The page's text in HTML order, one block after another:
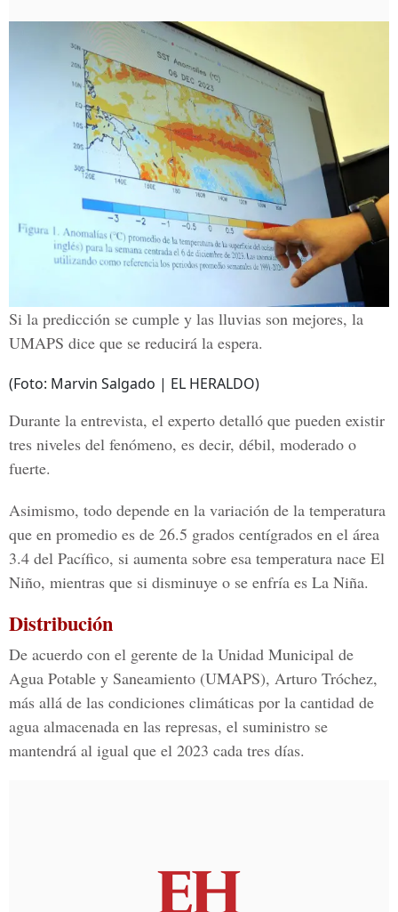
Si la predicción se cumple y las lluvias son mejores, la
UMAPS dice que se reducirá la espera.
(Foto: Marvin Salgado | EL HERALDO)
Durante la entrevista, el experto detalló que pueden existir
tres niveles del fenómeno, es decir, débil, moderado o
fuerte.
Asimismo, todo depende en la variación de la temperatura
que en promedio es de 26.5 grados centígrados en el área
3.4 del Pacífico, si aumenta sobre esa temperatura nace El
Niño, mientras que si disminuye o se enfría es La Niña.
Distribución
De acuerdo con el gerente de la Unidad Municipal de
Agua Potable y Saneamiento (UMAPS), Arturo Tróchez,
más allá de las condiciones climáticas por la cantidad de
agua almacenada en las represas, el suministro se
mantendrá al igual que el 2023 cada tres días.